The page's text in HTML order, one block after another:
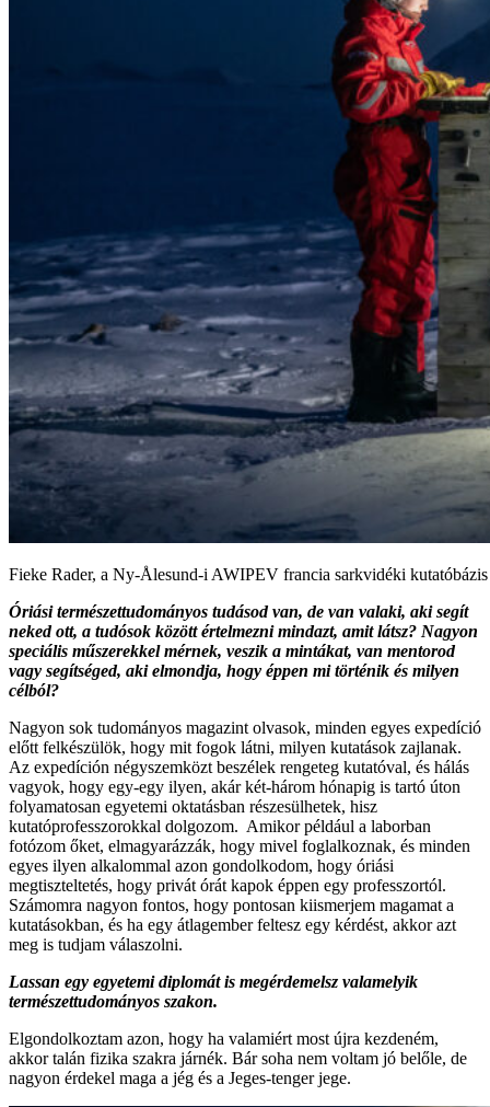
Fieke Rader, a Ny-Ålesund-i AWIPEV francia sarkvidéki
Óriási természettudományos tudásod van, de van valaki, aki segít
neked ott, a tudósok között értelmezni mindazt, amit látsz? Nagyon
speciális műszerekkel mérnek, veszik a mintákat, van mentorod
vagy segítséged, aki elmondja, hogy éppen mi történik és milyen
célból?
Nagyon sok tudományos magazint olvasok, minden egyes expedíció
előtt felkészülök, hogy mit fogok látni, milyen kutatások zajlanak.
Az expedíción négyszemközt beszélek rengeteg kutatóval, és hálás
vagyok, hogy egy-egy ilyen, akár két-három hónapig is tartó úton
folyamatosan egyetemi oktatásban részesülhetek, hisz
kutatóprofesszorokkal dolgozom. Amikor például a laborban
fotózom őket, elmagyarázzák, hogy mivel foglalkoznak, és minden
egyes ilyen alkalommal azon gondolkodom, hogy óriási
megtiszteltetés, hogy privát órát kapok éppen egy professzortól.
Számomra nagyon fontos, hogy pontosan kiismerjem magamat a
kutatásokban, és ha egy átlagember feltesz egy kérdést, akkor azt
meg is tudjam válaszolni.
Lassan egy egyetemi diplomát is megérdemelsz valamelyik
természettudományos szakon.
Elgondolkoztam azon, hogy ha valamiért most újra kezdeném,
akkor talán fizika szakra járnék. Bár soha nem voltam jó belőle, de
nagyon érdekel maga a jég és a Jeges-tenger jege.